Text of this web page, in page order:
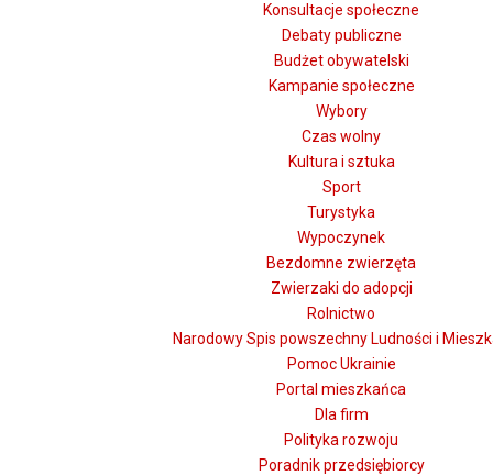
Konsultacje społeczne
Debaty publiczne
Budżet obywatelski
Kampanie społeczne
Wybory
Czas wolny
Kultura i sztuka
Sport
Turystyka
Wypoczynek
Bezdomne zwierzęta
Zwierzaki do adopcji
Rolnictwo
Narodowy Spis powszechny Ludności i
Pomoc Ukrainie
Portal mieszkańca
Dla firm
Polityka rozwoju
Poradnik przedsiębiorcy